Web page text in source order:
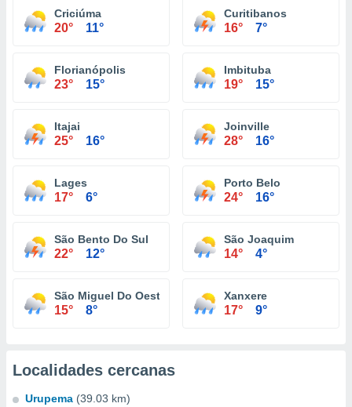
Criciúma
20° 11°
Curitibanos
16° 7°
Florianópolis
23° 15°
Imbituba
19° 15°
Itajai
25° 16°
Joinville
28° 16°
Lages
17° 6°
Porto Belo
24° 16°
São Bento Do Sul
22° 12°
São Joaquim
14° 4°
São Miguel Do Oeste
15° 8°
Xanxere
17° 9°
Localidades cercanas
Urupema (39.03 km)